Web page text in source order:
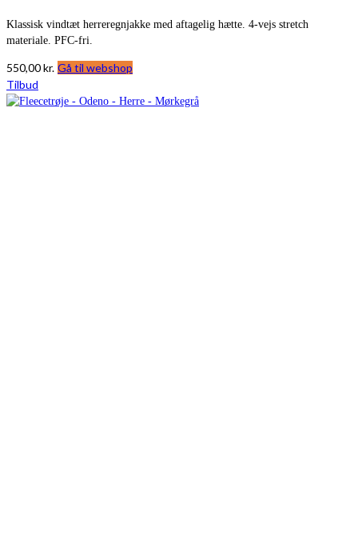
Klassisk vindtæt herreregnjakke med aftagelig hætte. 4-vejs stretch
materiale. PFC-fri.
550,00kr. Gå til webshop
Tilbud